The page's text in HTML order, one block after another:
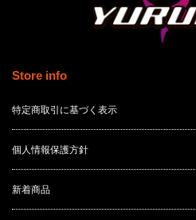
Store info
特定商取引に基づく表示
個人情報保護方針
新着商品